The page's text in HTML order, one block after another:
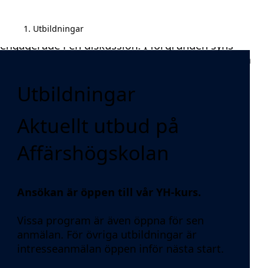
Utbildningar
Utbildningar
Aktuellt utbud på
Affärshögskolan
Ansökan är öppen till vår YH-kurs.
Vissa program är även öppna för sen
anmälan. För övriga utbildningar är
intresseanmälan öppen inför nästa start.